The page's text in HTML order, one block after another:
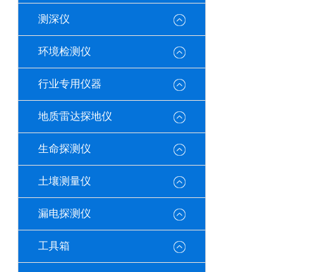
测深仪
环境检测仪
行业专用仪器
地质雷达探地仪
生命探测仪
土壤测量仪
漏电探测仪
工具箱